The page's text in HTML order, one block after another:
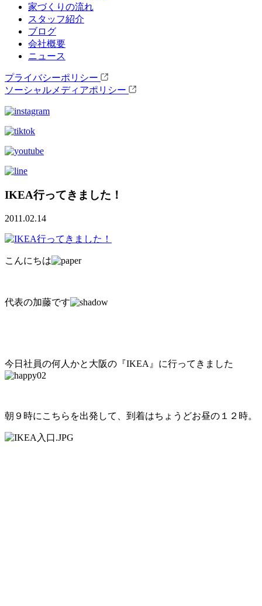
家づくりの流れ
スタッフ紹介
ブログ
会社概要
ニュース
プライバシーポリシー
ソーシャルメディアポリシー
IKEA行ってきました！
2011.02.14
こんにちは
代表の加藤です
今日社員の何人かと大阪の『IKEA』に行ってきました
朝９時にこちらを出発して、到着はちょうどお昼の１２時。